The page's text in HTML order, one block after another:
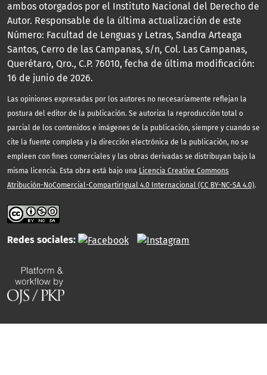
ambos otorgados por el Instituto Nacional del Derecho de
Autor. Responsable de la última actualización de este
Número: Facultad de Lenguas y Letras, Sandra Arteaga
Santos, Cerro de las Campanas, s/n, Col. Las Campanas,
Querétaro, Qro., C.P. 76010, fecha de última modificación:
16 de junio de 2026.
Las opiniones expresadas por los autores no necesariamente reflejan la
postura del editor de la publicación. Se autoriza la reproducción total o
parcial de los contenidos e imágenes de la publicación, siempre y cuando se
cite la fuente completa y la dirección electrónica de la publicación, no se
empleen con fines comerciales y las obras derivadas se distribuyan bajo la
misma licencia. Esta obra está bajo una Licencia Creative Commons
Atribución-NoComercial-CompartirIgual 4.0 Internacional (CC BY-NC-SA 4.0).
Redes sociales: